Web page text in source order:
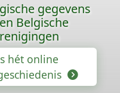
gegevens
Belgische
hét online